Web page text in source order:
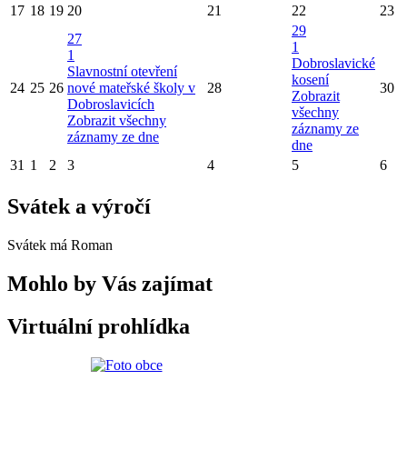
17 18 19 20 21 22 23
24 25 26
27
1
Slavnostní otevření
nové mateřské školy v
Dobroslavicích
Zobrazit všechny
záznamy ze dne
28
29
1
Dobroslavické
kosení
Zobrazit
všechny
záznamy ze
dne
30
31 1 2 3 4 5 6
Svátek a výročí
Svátek má Roman
Mohlo by Vás zajímat
Virtuální prohlídka